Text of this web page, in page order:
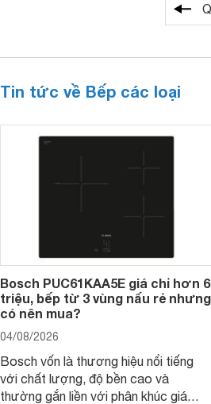
Tin tức về Bếp các loại
Bosch PUC61KAA5E giá chỉ hơn 6
triệu, bếp từ 3 vùng nấu rẻ nhưng
có nên mua?
04/08/2026
Bosch vốn là thương hiệu nổi tiếng
với chất lượng, độ bền cao và
thường gắn liền với phân khúc giá